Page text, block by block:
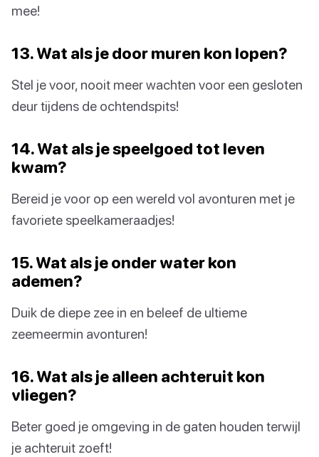
mee!
13. Wat als je door muren kon lopen?
Stel je voor, nooit meer wachten voor een gesloten
deur tijdens de ochtendspits!
14. Wat als je speelgoed tot leven
kwam?
Bereid je voor op een wereld vol avonturen met je
favoriete speelkameraadjes!
15. Wat als je onder water kon
ademen?
Duik de diepe zee in en beleef de ultieme
zeemeermin avonturen!
16. Wat als je alleen achteruit kon
vliegen?
Beter goed je omgeving in de gaten houden terwijl
je achteruit zoeft!